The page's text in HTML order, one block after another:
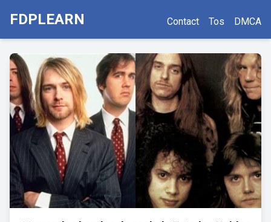
FDPLEARN Contact Tos DMCA